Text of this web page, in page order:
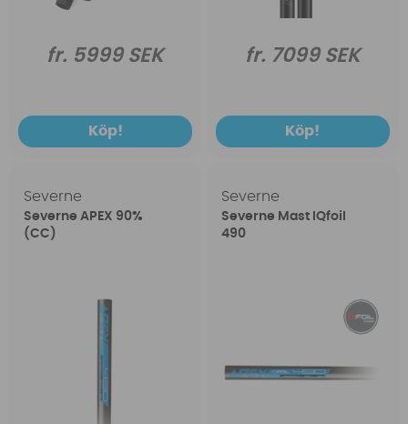
fr. 5999 SEK
Köp!
fr. 7099 SEK
Köp!
Severne
Severne APEX 90%
(CC)
Severne
Severne Mast IQfoil
490